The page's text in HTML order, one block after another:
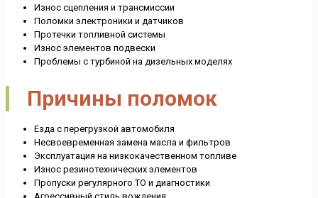
Износ сцепления и трансмиссии
Поломки электроники и датчиков
Протечки топливной системы
Износ элементов подвески
Проблемы с турбиной на дизельных моделях
Причины поломок
Езда с перегрузкой автомобиля
Несвоевременная замена масла и фильтров
Эксплуатация на низкокачественном топливе
Износ резинотехнических элементов
Пропуски регулярного ТО и диагностики